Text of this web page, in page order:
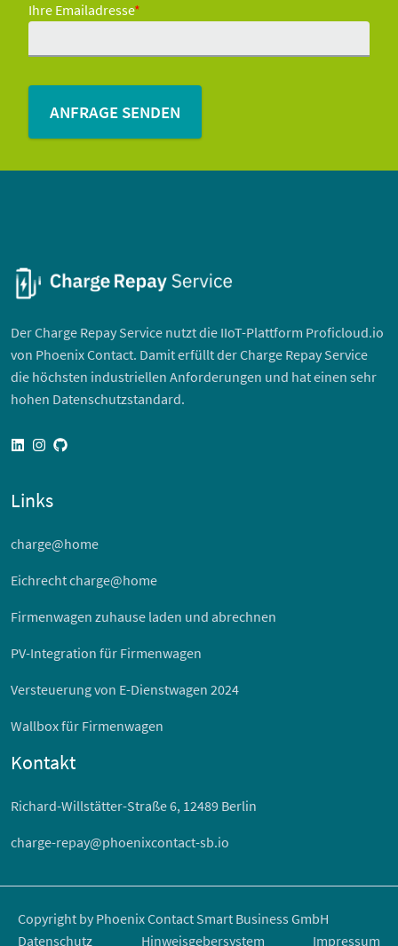
Ihre Emailadresse*
Der Charge Repay Service nutzt die IIoT-Plattform Proficloud.io
von Phoenix Contact. Damit erfüllt der Charge Repay Service
die höchsten industriellen Anforderungen und hat einen sehr
hohen Datenschutzstandard.
linkedininstagram
github
Links
charge@home
Eichrecht charge@home
Firmenwagen zuhause laden und abrechnen
PV-Integration für Firmenwagen
Versteuerung von E-Dienstwagen 2024
Wallbox für Firmenwagen
Kontakt
Richard-Willstätter-Straße 6, 12489 Berlin
charge-repay@phoenixcontact-sb.io
Copyright by Phoenix Contact Smart Business GmbH
Datenschutz
Hinweisgebersystem Impressum